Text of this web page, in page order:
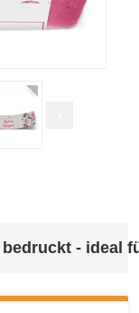
- ideal